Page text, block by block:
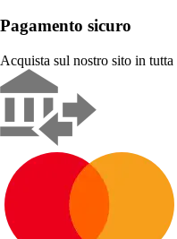
Pagamento sicuro
Acquista sul nostro sito in tutta